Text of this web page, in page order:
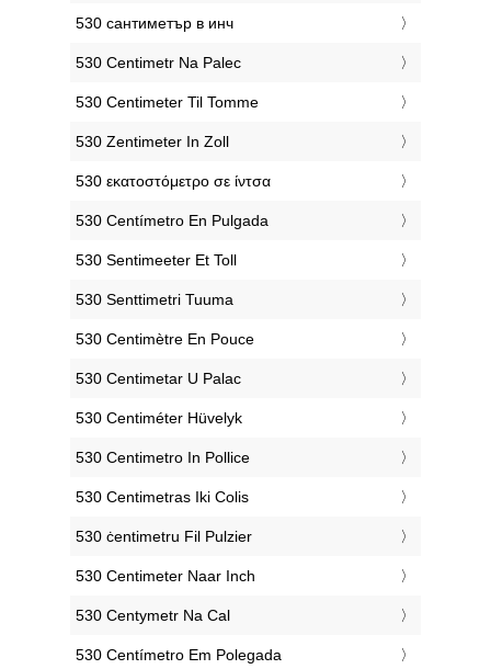
‎530 сантиметър в инч
‎530 Centimetr Na Palec
‎530 Centimeter Til Tomme
‎530 Zentimeter In Zoll
‎530 εκατοστόμετρο σε ίντσα
‎530 Centímetro En Pulgada
‎530 Sentimeeter Et Toll
‎530 Senttimetri Tuuma
‎530 Centimètre En Pouce
‎530 Centimetar U Palac
‎530 Centiméter Hüvelyk
‎530 Centimetro In Pollice
‎530 Centimetras Iki Colis
‎530 ċentimetru Fil Pulzier
‎530 Centimeter Naar Inch
‎530 Centymetr Na Cal
‎530 Centímetro Em Polegada